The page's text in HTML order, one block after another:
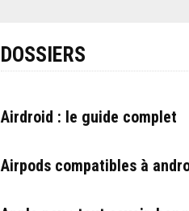
DOSSIERS
Airdroid : le guide complet
Airpods compatibles à